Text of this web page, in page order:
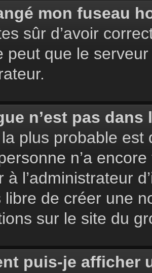
mon fuseau
sûr d’avoir
peut que le
n’est pas dans
plus probable est
n’a
à l’administrateur
libre de créer une
sur le site du
puis-je afficher